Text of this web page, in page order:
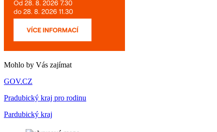
Mohlo by Vás zajímat
GOV.CZ
Pradubický kraj pro rodinu
Pardubický kraj